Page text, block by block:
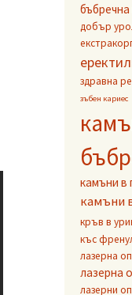
бъбречна
добър
здравна
зъбен кариес
камъни в
камъни
кръв в
къс
лазерна
лазерна
лазерни